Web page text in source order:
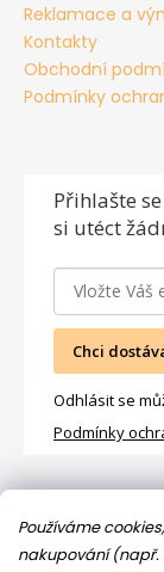
Používáme
nakupování (např.
Reklamace a
Kontakty
Obchodní
Podmínky
Přihlašte se
si utéct
Chci
Odhlásit se
Podmínky
Facebook